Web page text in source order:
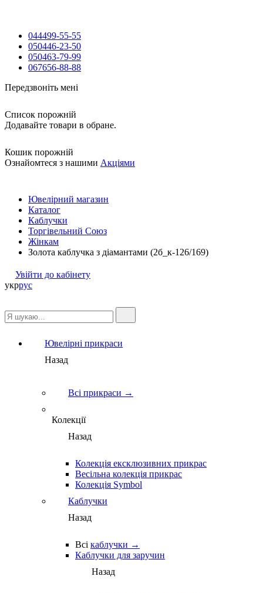
044499-55-55
050446-23-50
050463-79-99
067656-88-88
Передзвоніть мені
Список порожній
Додавайте товари в обране.
Кошик порожній
Ознайомтеся з нашими Акціями
Ювелірний магазин
Каталог
Каблучки
Торгівельний Союз
Жінкам
Золота каблучка з діамантами (2б_к-126/169)
Увійти до кабінету
укррус
Ювелірні прикраси
Назад
Всі прикраси →
Колекції
Назад
Колекція ексклюзивних прикрас
Весільна колекція прикрас
Колекція Symbol
Каблучки
Назад
Всі каблучки →
Каблучки для заручин
Назад